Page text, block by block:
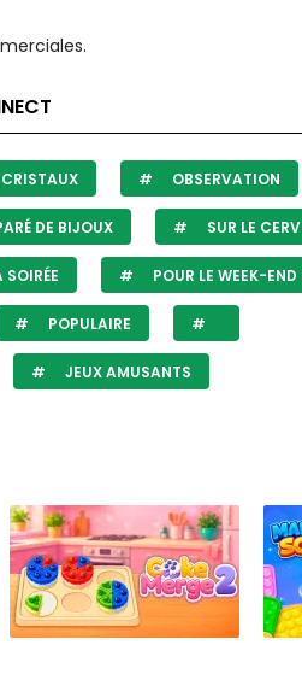
CRISTAUX OBSERVATION
DE BIJOUX SUR LE
SOIRÉE POUR LE WEEK-END
POPULAIRE
JEUX AMUSANTS